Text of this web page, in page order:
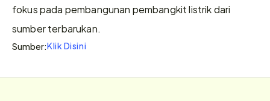
fokus pada pembangunan pembangkit listrik dari
sumber terbarukan.
Sumber:Klik Disini